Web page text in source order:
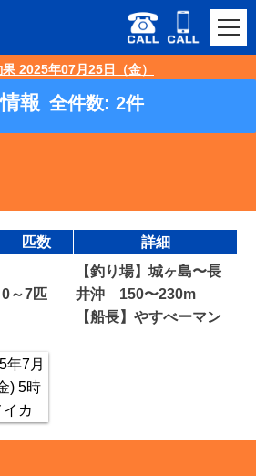
2025年07月25日（金）
報 全件数: 2件
匹数 詳細
0～7匹
【釣り場】城ヶ島〜長
井沖 150〜230m
【船長】やすべーマン